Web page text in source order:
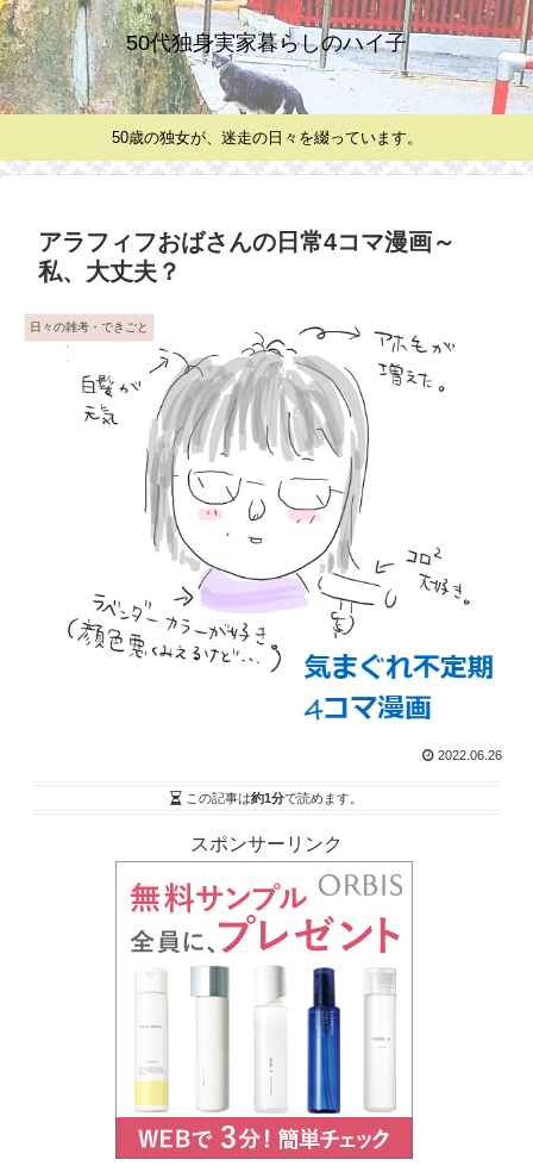
50代独身実家暮らしのハイ子
50歳の独女が、迷走の日々を綴っています。
アラフィフおばさんの日常4コマ漫画～
私、大丈夫？
日々の雑考・できごと
2022.06.26
この記事は約1分で読めます。
スポンサーリンク